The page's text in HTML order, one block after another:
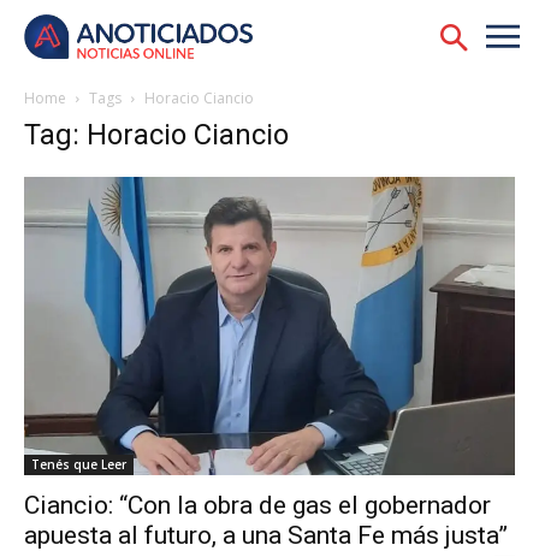
Home Tags Horacio Ciancio
Tag: Horacio Ciancio
Tenés que Leer
Ciancio: “Con la obra de gas el gobernador
apuesta al futuro, a una Santa Fe más justa”